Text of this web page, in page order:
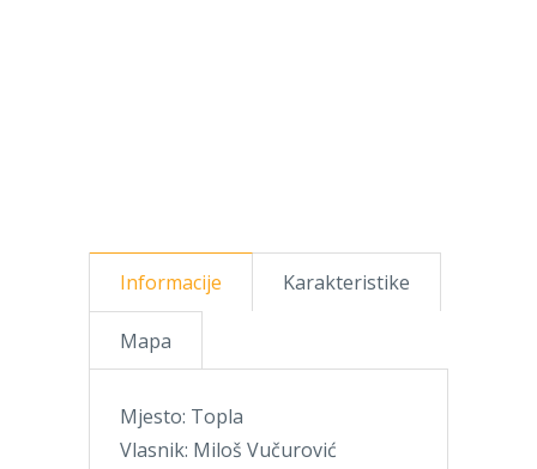
Informacije Karakteristike
Mapa
Mjesto: Topla
Vlasnik: Miloš Vučurović